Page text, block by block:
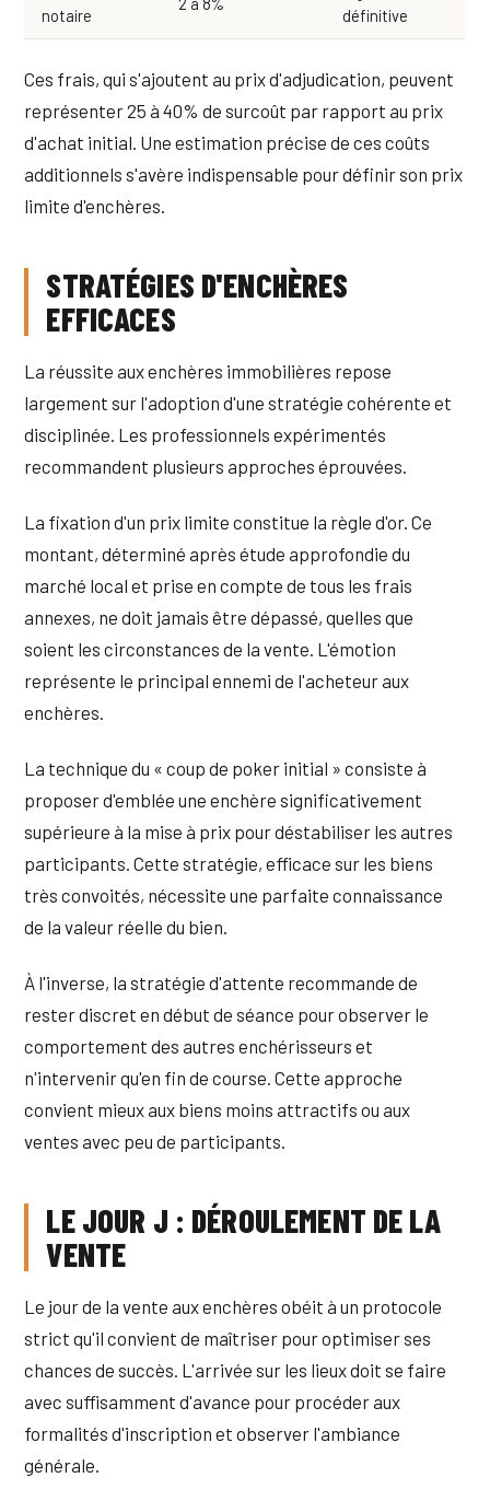
notaire
définitive
Ces frais, qui s'ajoutent au prix d'adjudication, peuvent
représenter 25 à 40% de surcoût par rapport au prix
d'achat initial. Une estimation précise de ces coûts
additionnels s'avère indispensable pour définir son prix
limite d'enchères.
STRATÉGIES D'ENCHÈRES
EFFICACES
La réussite aux enchères immobilières repose
largement sur l'adoption d'une stratégie cohérente et
disciplinée. Les professionnels expérimentés
recommandent plusieurs approches éprouvées.
La fixation d'un prix limite constitue la règle d'or. Ce
montant, déterminé après étude approfondie du
marché local et prise en compte de tous les frais
annexes, ne doit jamais être dépassé, quelles que
soient les circonstances de la vente. L'émotion
représente le principal ennemi de l'acheteur aux
enchères.
La technique du « coup de poker initial » consiste à
proposer d'emblée une enchère significativement
supérieure à la mise à prix pour déstabiliser les autres
participants. Cette stratégie, efficace sur les biens
très convoités, nécessite une parfaite connaissance
de la valeur réelle du bien.
À l'inverse, la stratégie d'attente recommande de
rester discret en début de séance pour observer le
comportement des autres enchérisseurs et
n'intervenir qu'en fin de course. Cette approche
convient mieux aux biens moins attractifs ou aux
ventes avec peu de participants.
LE JOUR J : DÉROULEMENT DE LA
VENTE
Le jour de la vente aux enchères obéit à un protocole
strict qu'il convient de maîtriser pour optimiser ses
chances de succès. L'arrivée sur les lieux doit se faire
avec suffisamment d'avance pour procéder aux
formalités d'inscription et observer l'ambiance
générale.